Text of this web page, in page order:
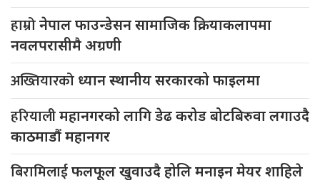
हाम्रोनेपाल फाउन्डेसन सामाजिक क्रियाकलापमा
नवलपरासीमै अग्रणी
अख्तियारको ध्यान स्थानीय सरकारको फाइलमा
हरियालीमहानगरको लागि डेढ करोड बोटबिरुवा लगाउदै
काठमाडौं महानगर
बिरामिलाईफलफूल खुवाउदै होलि मनाइन मेयर शाहिले